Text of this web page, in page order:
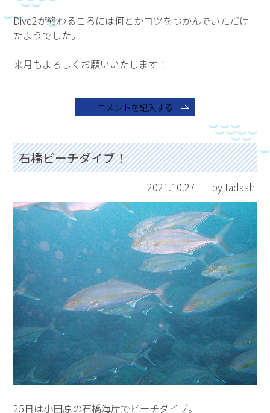
Dive2が終わるころには何とかコツをつかんでいただけ
たようでした。
来月もよろしくお願いいたします！
コメントを記入する
石橋ビーチダイブ！
2021.10.27 by tadashi
25日は小田原の石橋海岸でビーチダイブ。